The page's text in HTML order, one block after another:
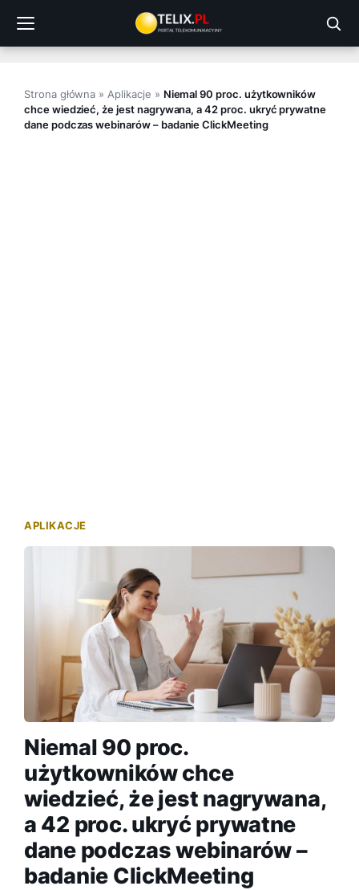
treści
Strona główna » Aplikacje » Niemal 90 proc. użytkowników
chce wiedzieć, że jest nagrywana, a 42 proc. ukryć prywatne
dane podczas webinarów – badanie ClickMeeting
APLIKACJE
Niemal 90 proc.
użytkowników chce
wiedzieć, że jest nagrywana,
a 42 proc. ukryć prywatne
dane podczas webinarów –
badanie ClickMeeting